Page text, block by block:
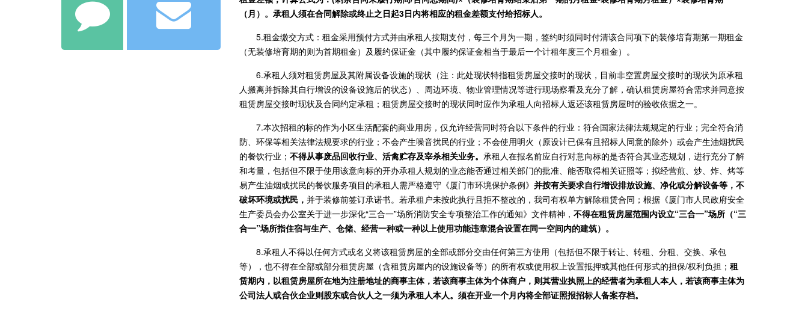
（月）。承租人须在合同解除或终止之日起3日内将相应的租金差额支付给招标人。
5.租金缴交方式：租金采用预付方式并由承租人按期支付，每三个月为一期，签约时须同时付清该合同项下的装修培育期第一期租金
（无装修培育期的则为首期租金）及履约保证金（其中履约保证金相当于最后一个计租年度三个月租金）。
6.承租人须对租赁房屋及其附属设备设施的现状（注：此处现状特指租赁房屋交接时的现状，目前非空置房屋交接时的现状为原承租
人搬离并拆除其自行增设的设备设施后的状态）、周边环境、物业管理情况等进行现场察看及充分了解，确认租赁房屋符合需求并同意按
租赁房屋交接时现状及合同约定承租；租赁房屋交接时的现状同时应作为承租人向招标人返还该租赁房屋时的验收依据之一。
7.本次招租的标的作为小区生活配套的商业用房，仅允许经营同时符合以下条件的行业：符合国家法律法规规定的行业；完全符合消
防、环保等相关法律法规要求的行业；不会产生噪音扰民的行业；不会使用明火（原设计已保有且招标人同意的除外）或会产生油烟扰民
的餐饮行业；不得从事废品回收行业、活禽贮存及宰杀相关业务。承租人在报名前应自行对意向标的是否符合其业态规划，进行充分了解
和考量，包括但不限于使用该意向标的开办承租人规划的业态能否通过相关部门的批准、能否取得相关证照等；拟经营煎、炒、炸、烤等
易产生油烟或扰民的餐饮服务项目的承租人需严格遵守《厦门市环境保护条例》并按有关要求自行增设排放设施、净化或分解设备等，不
破坏环境或扰民，并于装修前签订承诺书。若承租户未按此执行且拒不整改的，我司有权单方解除租赁合同；根据《厦门市人民政府安全
生产委员会办公室关于进一步深化“三合一”场所消防安全专项整治工作的通知》文件精神，不得在租赁房屋范围内设立“三合一”场所（“三
合一”场所指住宿与生产、仓储、经营一种或一种以上使用功能违章混合设置在同一空间内的建筑）。
8.承租人不得以任何方式或名义将该租赁房屋的全部或部分交由任何第三方使用（包括但不限于转让、转租、分租、交换、承包
等），也不得在全部或部分租赁房屋（含租赁房屋内的设施设备等）的所有权或使用权上设置抵押或其他任何形式的担保/权利负担；租
赁期内，以租赁房屋所在地为注册地址的商事主体，若该商事主体为个体商户，则其营业执照上的经营者为承租人本人，若该商事主体为
公司法人或合伙企业则股东或合伙人之一须为承租人本人。须在开业一个月内将全部证照报招标人备案存档。